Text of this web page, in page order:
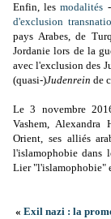
Enfin, lesmodalités
d'exclusion
pays Arabes, de
Jordanie lors de la
avec l'exclusion des
(quasi-)Judenrein de
Le 3 novembre
Vashem, Alexandra
Orient, ses alliés
l'islamophobie dans
Lier "l'islamophobie"
« Exil nazi : la